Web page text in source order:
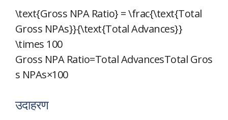
\text{Gross NPA Ratio} = \frac{\text{Total
Gross NPAs}}{\text{Total Advances}}
\times 100
Gross NPA Ratio=Total AdvancesTotal Gros
s NPAs​×100
उदाहरण